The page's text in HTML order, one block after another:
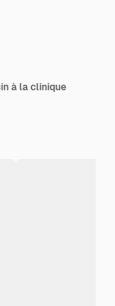
à la clinique